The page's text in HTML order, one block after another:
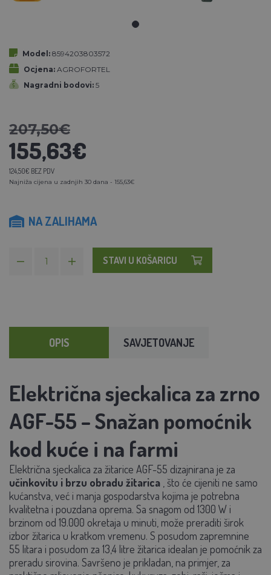
Model: 8594203803572
Ocjena: AGROFORTEL
Nagradni bodovi: 5
207,50€
155,63€
124,50€ BEZ PDV
Najniža cijena u zadnjih 30 dana - 155,63€
NA ZALIHAMA
STAVI U KOŠARICU
OPIS SAVJETOVANJE
Električna sjeckalica za zrno
AGF-55 – Snažan pomoćnik
kod kuće i na farmi
Električna sjeckalica za žitarice AGF-55 dizajnirana je za
učinkovitu i brzu obradu žitarica , što će cijeniti ne samo
kućanstva, već i manja gospodarstva kojima je potrebna
kvalitetna i pouzdana oprema. Sa snagom od 1300 W i
brzinom od 19.000 okretaja u minuti, može preraditi širok
izbor žitarica u kratkom vremenu. S posudom zapremnine
55 litara i posudom za 13,4 litre žitarica idealan je pomoćnik za
preradu sirovina. Savršeno je prikladan, na primjer, za